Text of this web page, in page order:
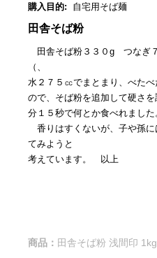
購入目的:
自宅用そば麺
田舎そば粉
田舎そば粉３３０g つなぎ
（、
水２７５㏄でまとまり、べたべ
ので、そば粉を追加して硬さ
分１５秒で何とか食べれました
香りはすくないが、子や孫に
てみようと
考えています。 以上
商品： 田舎そば粉 浅間印